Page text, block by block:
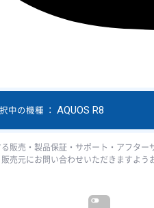
中の機種 ： AQUOS R8
販売・製品保証・サポート・アフタ
売元にお問い合わせいただきますよう